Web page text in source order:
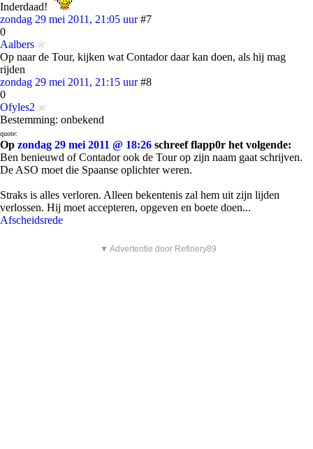
Inderdaad!
zondag 29 mei 2011, 21:05 uur #7
0
Aalbers
Op naar de Tour, kijken wat Contador daar kan doen, als hij mag
rijden
zondag 29 mei 2011, 21:15 uur #8
0
Ofyles2
Bestemming: onbekend
quote:
Op zondag 29 mei 2011 @ 18:26 schreef flapp0r het volgende:
Ben benieuwd of Contador ook de Tour op zijn naam gaat schrijven.
De ASO moet die Spaanse oplichter weren.
Straks is alles verloren. Alleen bekentenis zal hem uit zijn lijden
verlossen. Hij moet accepteren, opgeven en boete doen...
Afscheidsrede
▼ Advertentie door Refinery89